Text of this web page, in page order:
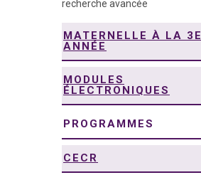
recherche avancée
MATERNELLE À LA 3E
ANNÉE
MODULES
ÉLECTRONIQUES
PROGRAMMES
CECR